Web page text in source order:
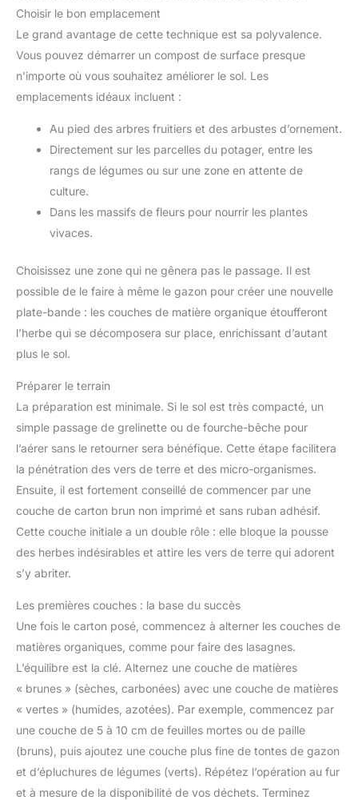
Choisir le bon emplacement
Le grand avantage de cette technique est sa polyvalence.
Vous pouvez démarrer un compost de surface presque
n’importe où vous souhaitez améliorer le sol. Les
emplacements idéaux incluent :
Au pied des arbres fruitiers et des arbustes d’ornement.
Directement sur les parcelles du potager, entre les
rangs de légumes ou sur une zone en attente de
culture.
Dans les massifs de fleurs pour nourrir les plantes
vivaces.
Choisissez une zone qui ne gênera pas le passage. Il est
possible de le faire à même le gazon pour créer une nouvelle
plate-bande : les couches de matière organique étoufferont
l’herbe qui se décomposera sur place, enrichissant d’autant
plus le sol.
Préparer le terrain
La préparation est minimale. Si le sol est très compacté, un
simple passage de grelinette ou de fourche-bêche pour
l’aérer sans le retourner sera bénéfique. Cette étape facilitera
la pénétration des vers de terre et des micro-organismes.
Ensuite, il est fortement conseillé de commencer par une
couche de carton brun non imprimé et sans ruban adhésif.
Cette couche initiale a un double rôle : elle bloque la pousse
des herbes indésirables et attire les vers de terre qui adorent
s’y abriter.
Les premières couches : la base du succès
Une fois le carton posé, commencez à alterner les couches de
matières organiques, comme pour faire des lasagnes.
L’équilibre est la clé. Alternez une couche de matières
« brunes » (sèches, carbonées) avec une couche de matières
« vertes » (humides, azotées). Par exemple, commencez par
une couche de 5 à 10 cm de feuilles mortes ou de paille
(bruns), puis ajoutez une couche plus fine de tontes de gazon
et d’épluchures de légumes (verts). Répétez l’opération au fur
et à mesure de la disponibilité de vos déchets. Terminez